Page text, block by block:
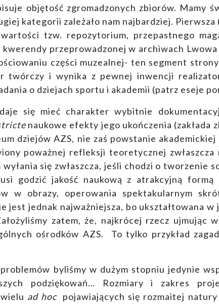
objętość zgromadzonych zbiorów. Mamy
kategorii zależało nam najbardziej.
tzw. repozytorium, przepastnego
przeprowadzonej w archiwach
części muzealnej- ten segment
twórczy i wynika z pewnej inwencji
o dziejach sportu i akademii (patrz eseje
się mieć charakter wybitnie
naukowe efekty jego ukończenia (zakłada
dziejów AZS, nie zaś powstanie
poważnej refleksji teoretycznej
wyłania się zwłaszcza, jeśli chodzi o tworzenie
godzić jakość naukową z atrakcyjną
w obrazy, operowania spektakularnym
jest jednak najważniejsza, bo ukształtowana
zatem, że, najkrócej rzecz ujmując
ośrodków AZS. To tylko przykład
byliśmy w dużym stopniu jedynie
podziękowań… Rozmiary i zakres
ad hocpojawiających się rozmaitej natury